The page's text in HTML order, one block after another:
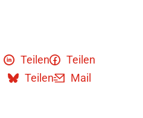
Teilen
Teilen
Teilen
Mail